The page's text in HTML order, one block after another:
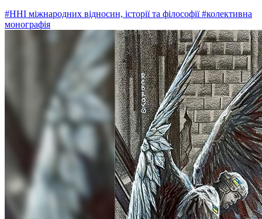
#ННІ міжнародних відносин, історії та філософії#колективна
монографія